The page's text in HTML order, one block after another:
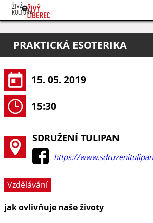
O projektu
Pořadatelé
PRAKTICKÁ ESOTERIKA
15. 05. 2019
15:30
SDRUŽENÍ TULIPAN
https://
Vzdělávání
jak ovlivňuje naše životy